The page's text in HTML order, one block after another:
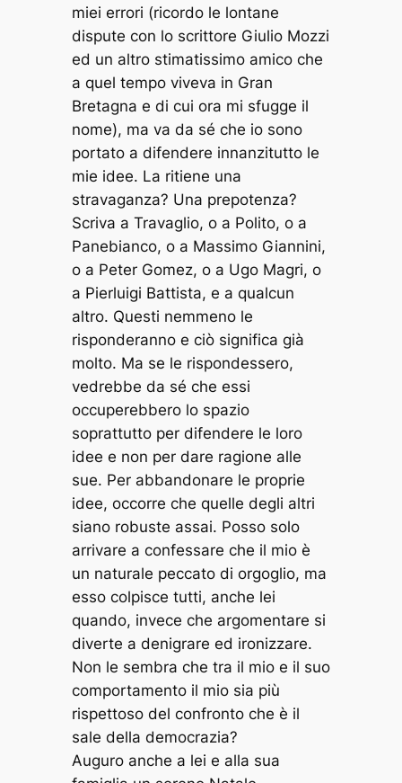
miei errori (ricordo le lontane
dispute con lo scrittore Giulio Mozzi
ed un altro stimatissimo amico che
a quel tempo viveva in Gran
Bretagna e di cui ora mi sfugge il
nome), ma va da sé che io sono
portato a difendere innanzitutto le
mie idee. La ritiene una
stravaganza? Una prepotenza?
Scriva a Travaglio, o a Polito, o a
Panebianco, o a Massimo Giannini,
o a Peter Gomez, o a Ugo Magri, o
a Pierluigi Battista, e a qualcun
altro. Questi nemmeno le
risponderanno e ciò significa già
molto. Ma se le rispondessero,
vedrebbe da sé che essi
occuperebbero lo spazio
soprattutto per difendere le loro
idee e non per dare ragione alle
sue. Per abbandonare le proprie
idee, occorre che quelle degli altri
siano robuste assai. Posso solo
arrivare a confessare che il mio è
un naturale peccato di orgoglio, ma
esso colpisce tutti, anche lei
quando, invece che argomentare si
diverte a denigrare ed ironizzare.
Non le sembra che tra il mio e il suo
comportamento il mio sia più
rispettoso del confronto che è il
sale della democrazia?
Auguro anche a lei e alla sua